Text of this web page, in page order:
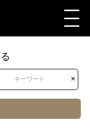
キーワード ×
ルモン 焼肉